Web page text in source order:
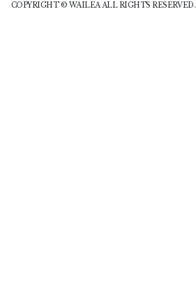
COPYRIGHT © WAILEA ALL RIGHTS RESERVED.